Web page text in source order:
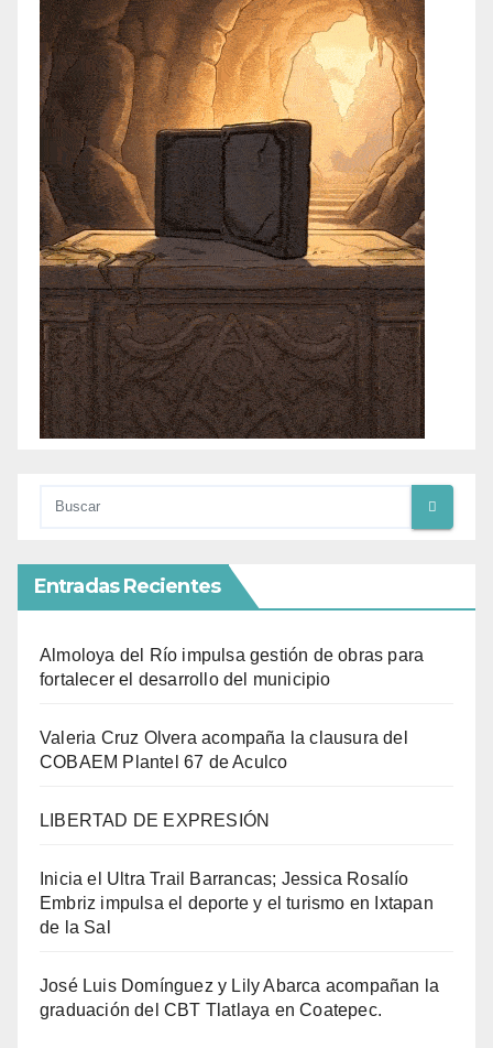
Entradas Recientes
Almoloya del Río impulsa gestión de obras para
fortalecer el desarrollo del municipio
Valeria Cruz Olvera acompaña la clausura del
COBAEM Plantel 67 de Aculco
LIBERTAD DE EXPRESIÓN
Inicia el Ultra Trail Barrancas; Jessica Rosalío
Embriz impulsa el deporte y el turismo en Ixtapan
de la Sal
José Luis Domínguez y Lily Abarca acompañan la
graduación del CBT Tlatlaya en Coatepec.